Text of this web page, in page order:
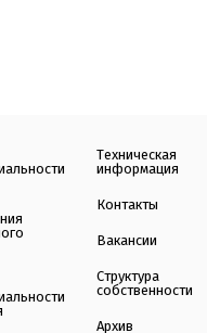
Техническая
информация
Контакты
Вакансии
Структура
собственности
Архив